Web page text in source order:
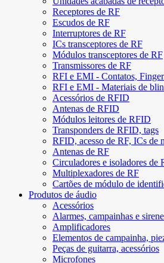
Receptores de RF
Escudos de RF
Interruptores de RF
ICs transceptores de RF
Módulos transceptores de RF
Transmissores de RF
RFI e EMI - Contatos,
RFI e EMI - Materiais de
Acessórios de RFID
Antenas de RFID
Módulos leitores de RFID
Transponders de RFID, tags
RFID, acesso de RF, ICs de
Antenas de RF
Circuladores e isoladores de
Multiplexadores de RF
Cartões de módulo de
Produtos de áudio
Acessórios
Alarmes, campainhas e
Amplificadores
Elementos de campainha,
Peças de guitarra, acessórios
Microfones